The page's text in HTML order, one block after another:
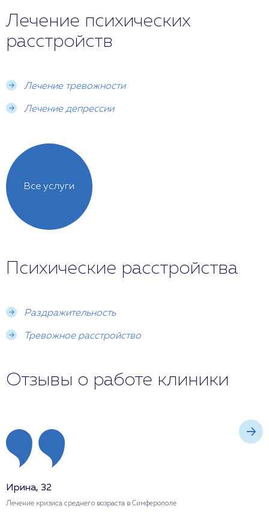
Лечение психических
расстройств
Лечение тревожности
Лечение депрессии
Все услуги
Психические расстройства
Раздражительность
Тревожное расстройство
Отзывы о работе клиники
Ирина, 32
Лечение кризиса среднего возраста в Симферополе